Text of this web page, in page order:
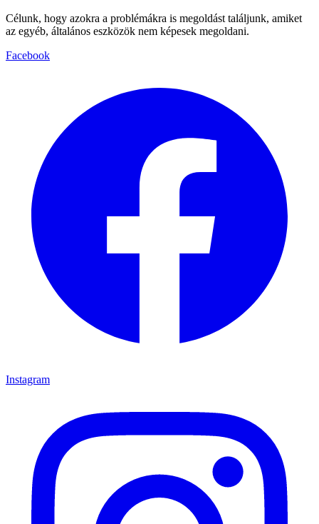
Célunk, hogy azokra a problémákra is megoldást találjunk, amiket
az egyéb, általános eszközök nem képesek megoldani.
Facebook
Instagram